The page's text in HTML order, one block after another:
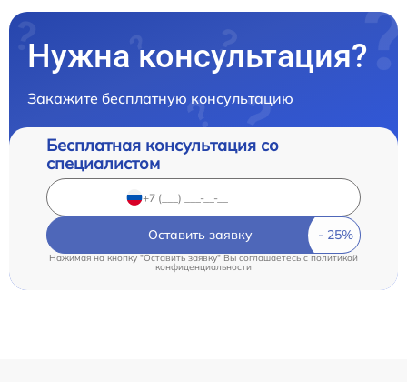
Нужна консультация?
Закажите бесплатную консультацию
Бесплатная консультация со
специалистом
Оставить заявку
Нажимая на кнопку "Оставить заявку" Вы соглашаетесь cполитикой
конфиденциальности